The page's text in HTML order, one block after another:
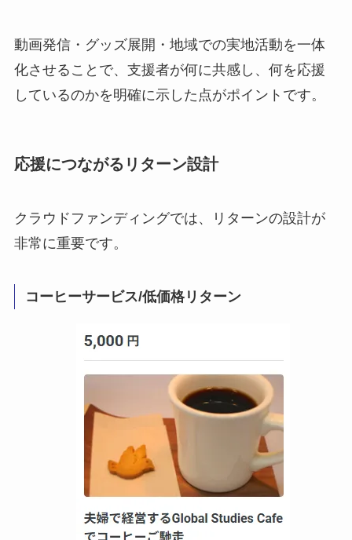
動画発信・グッズ展開・地域での実地活動を一体
化させることで、支援者が何に共感し、何を応援
しているのかを明確に示した点がポイントです。
応援につながるリターン設計
クラウドファンディングでは、リターンの設計が
非常に重要です。
コーヒーサービス/低価格リターン